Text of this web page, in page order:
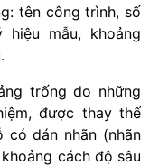
tên công trình, số
hiệu mẫu, khoảng
trống do những
được thay thế
có dán nhãn (nhãn
cách độ sâu